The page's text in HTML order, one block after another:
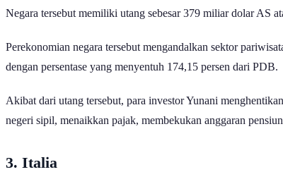
Negara tersebut memiliki utang sebesar 379 miliar dolar AS
Perekonomian negara tersebut mengandalkan sektor
dengan persentase yang menyentuh 174,15 persen dari PDB.
Akibat dari utang tersebut, para investor Yunani
negeri sipil, menaikkan pajak, membekukan anggaran
3. Italia